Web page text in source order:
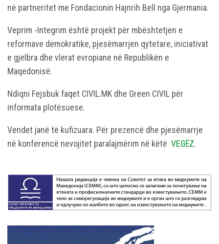
në partneritet me Fondacionin Hajnrih Bell nga Gjermania.
Veprim -Integrim është projekt për mbështetjen e
reformave demokratike, pjesëmarrjen qytetare, iniciativat
e gjelbra dhe vlerat evropiane në Republikën e
Maqedonisë.
Ndiqni Fejsbuk faqet CIVIL.MK dhe Green CIVIL për
informata plotësuese.
Vendet janë të kufizuara. Për prezencë dhe pjesëmarrje
në konferencë nevojitet paralajmërim në këtë VEGËZ.